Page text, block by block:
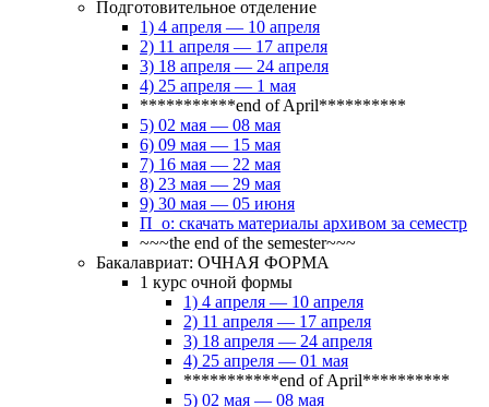
Подготовительное отделение
1) 4 апреля — 10 апреля
2) 11 апреля — 17 апреля
3) 18 апреля — 24 апреля
4) 25 апреля — 1 мая
***********end of April**********
5) 02 мая — 08 мая
6) 09 мая — 15 мая
7) 16 мая — 22 мая
8) 23 мая — 29 мая
9) 30 мая — 05 июня
П_о: скачать материалы архивом за семестр
~~~the end of the semester~~~
Бакалавриат: ОЧНАЯ ФОРМА
1 курс очной формы
1) 4 апреля — 10 апреля
2) 11 апреля — 17 апреля
3) 18 апреля — 24 апреля
4) 25 апреля — 01 мая
***********end of April**********
5) 02 мая — 08 мая